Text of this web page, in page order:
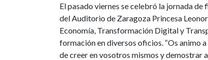
El pasado viernes se celebró la jornada de
del Auditorio de Zaragoza Princesa Leonor.
Economía, Transformación Digital y
formación en diversos oficios. “Os animo
de creer en vosotros mismos y demostrar